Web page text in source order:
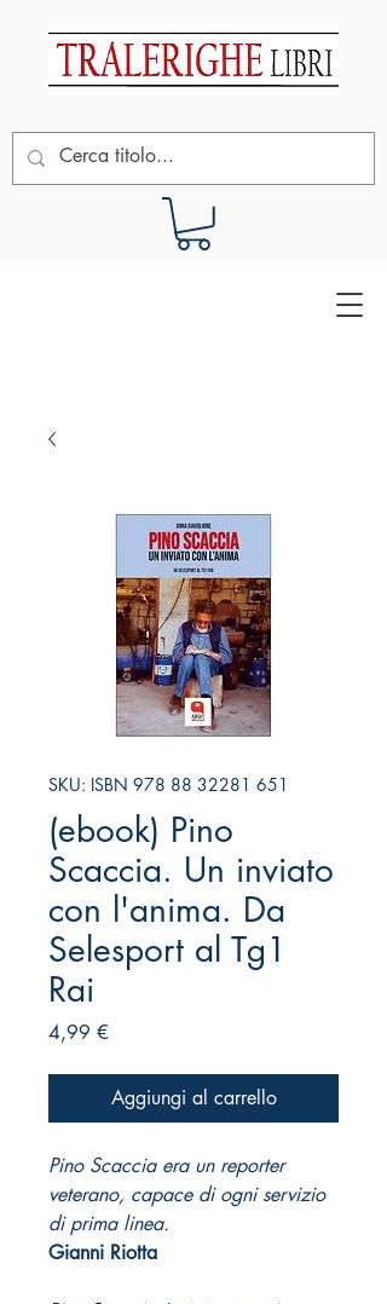
SKU: ISBN 978 88 32281 651
(ebook) Pino
Scaccia. Un inviato
con l'anima. Da
Selesport al Tg1
Rai
4,99 €
Aggiungi al carrello
Pino Scaccia era un reporter
veterano, capace di ogni servizio
di prima linea.
Gianni Riotta